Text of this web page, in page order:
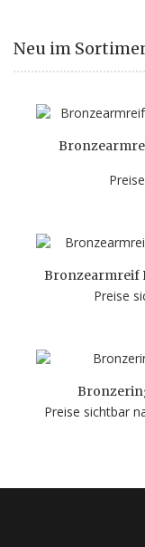
Neu im
Bronzearmreif
Preise
Preise sichtbar